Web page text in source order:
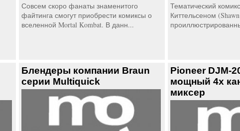
Совсем скоро фанаты знаменитого
файтинга смогут приобрести комиксы о
вселенной Mortal Kombat. В данн...
Тематический
Киттельсеном
Блендеры компании Braun
серии Multiquick
Pioneer DJM-
мощный 4х
миксер